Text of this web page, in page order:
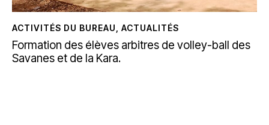
ACTIVITÉS DU BUREAU ACTUALITÉS
Formation des élèves arbitres de volley-ball des
Savanes et de la Kara.